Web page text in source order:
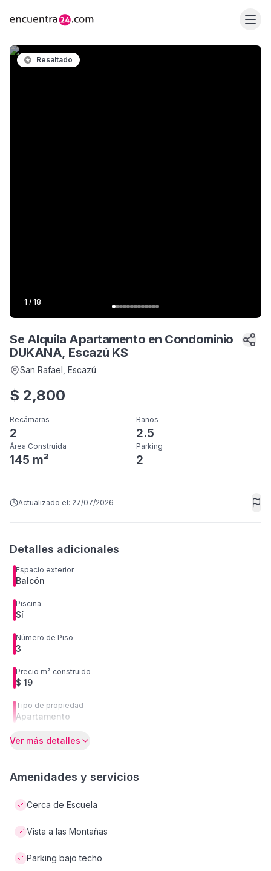
Resaltado
1 / 18
Se Alquila Apartamento en Condominio
DUKANA, Escazú KS
San Rafael , Escazú
$ 2,800
Recámaras
2
Baños
2.5
Área Construida
145 m²
Parking
2
Actualizado el: 27/07/2026
Detalles adicionales
Espacio exterior
Balcón
Piscina
Sí
Número de Piso
3
Precio m² construido
$ 19
Tipo de propiedad
Apartamento
Ver más detalles
Amenidades y servicios
Cerca de Escuela
Vista a las Montañas
Parking bajo techo